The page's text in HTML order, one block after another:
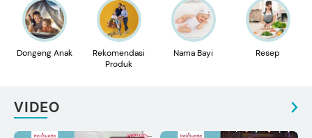
Dongeng Anak
Rekomendasi
Produk
Nama Bayi Resep
VIDEO